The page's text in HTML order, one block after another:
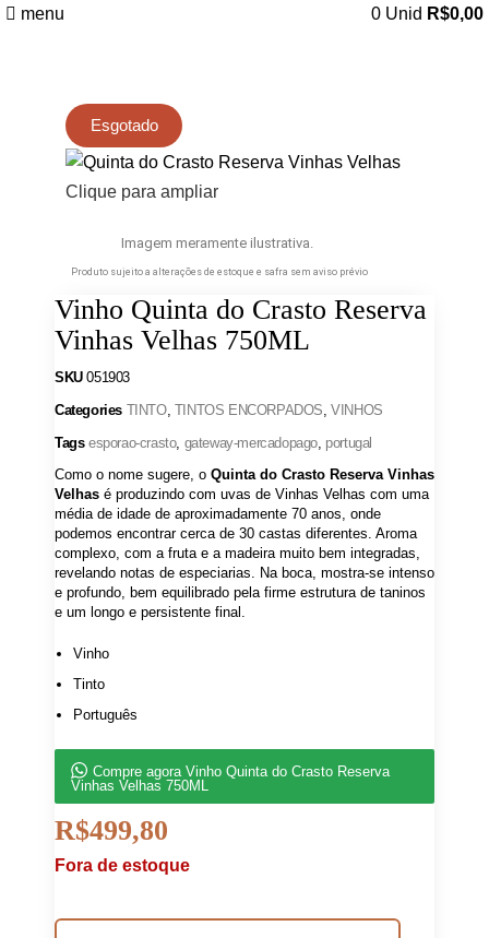
menu 0 Unid R$0,00
Esgotado
Clique para ampliar
Imagem meramente ilustrativa.
Produto sujeito a alterações de estoque e safra sem aviso prévio
Vinho Quinta do Crasto Reserva
Vinhas Velhas 750ML
SKU051903
Categories TINTO, TINTOS ENCORPADOS ,VINHOS
Tags esporao-crasto, gateway-mercadopago portugal
Como o nome sugere, o Quinta do Crasto Reserva Vinhas
Velhas é produzindo com uvas de Vinhas Velhas com uma
média de idade de aproximadamente 70 anos, onde
podemos encontrar cerca de 30 castas diferentes. Aroma
complexo, com a fruta e a madeira muito bem integradas,
revelando notas de especiarias. Na boca, mostra-se intenso
e profundo, bem equilibrado pela firme estrutura de taninos
e um longo e persistente final.
Vinho
Tinto
Português
Compre agora Vinho Quinta do Crasto Reserva
Vinhas Velhas 750ML
R$499,80
Fora de estoque